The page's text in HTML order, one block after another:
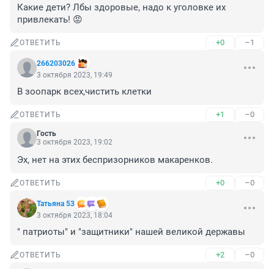
Какие дети? Лбы здоровые, надо к уголовке их
привлекать! 😡
ОТВЕТИТЬ +0 –1
266203026
3 октября 2023, 19:49
В зоопарк всех,чистить клетки
ОТВЕТИТЬ +1 –0
Гость
3 октября 2023, 19:02
Эх, нет на этих беспризорников макаренков.
ОТВЕТИТЬ +0 –0
Татьяна 53
3 октября 2023, 18:04
" патриоты" и "защитники" нашей великой державы
ОТВЕТИТЬ +2 –0